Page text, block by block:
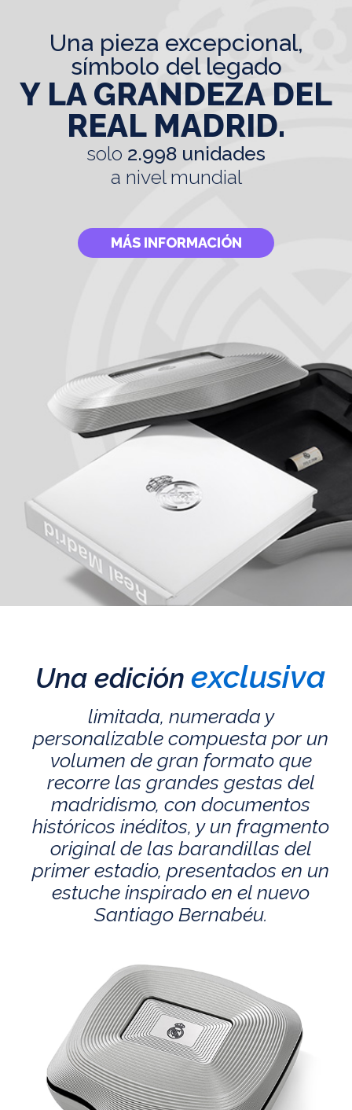
una pieza excepcional,
símbolo del legado
Y LA GRANDEZA DEL
REAL MADRID.
solo 2.998 unidades
a nivel mundial
MÁS INFORMACIÓN
Una edición exclusiva
limitada, numerada y
personalizable compuesta por un
volumen de gran formato que
recorre las grandes gestas del
madridismo, con documentos
históricos inéditos, y un fragmento
original de las barandillas del
primer estadio, presentados en un
estuche inspirado en el nuevo
Santiago Bernabéu.